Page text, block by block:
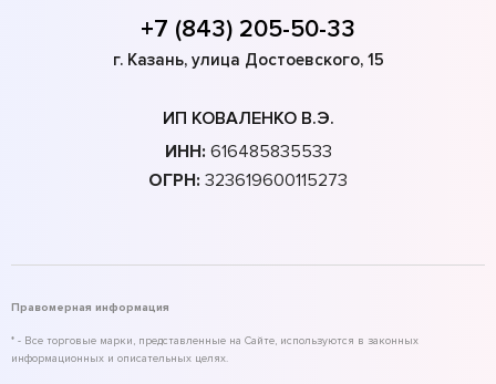
+7 (843) 205-50-33
г. Казань, улица Достоевского, 15
ИП КОВАЛЕНКО В.Э.
ИНН: 616485835533
ОГРН: 323619600115273
Правомерная информация
* - Все торговые марки, представленные на Сайте, используются в законных
информационных и описательных целях.